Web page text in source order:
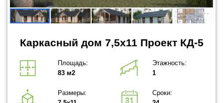
Каркасный дом 7,5x11 Проект КД-5
Площадь:
83 м2
Этажность:
1
Размеры:
Сроки: